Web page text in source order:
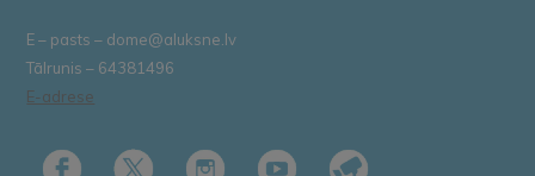
E – pasts – dome@aluksne.lv
Tālrunis – 64381496
E-adrese